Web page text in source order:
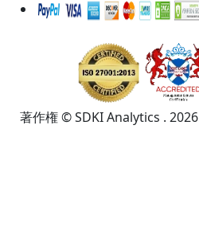
著作権 © SDKI Analytics .